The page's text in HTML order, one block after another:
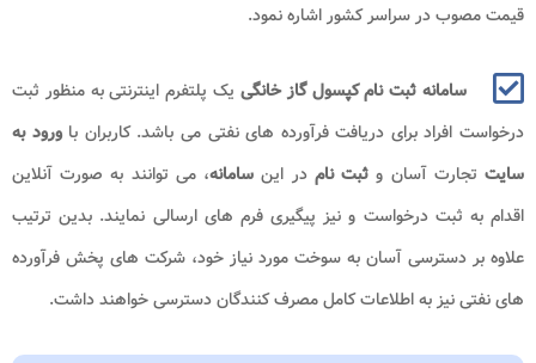
قیمت مصوب در سراسر کشور اشاره نمود.
سامانه ثبت نام کپسول گاز خانگی یک پلتفرم اینترنتی به منظور ثبت
درخواست افراد برای دریافت فرآورده های نفتی می باشد. کاربران باورود به
سایت تجارت آسان و ثبت نام در این سامانه، می توانند به صورت آنلاین
اقدام به ثبت درخواست و نیز پیگیری فرم های ارسالی نمایند. بدین ترتیب
علاوه بر دسترسی آسان به سوخت مورد نیاز خود، شرکت های پخش فرآورده
های نفتی نیز به اطلاعات کامل مصرف کنندگان دسترسی خواهند داشت.